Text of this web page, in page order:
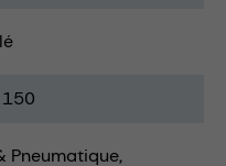
150
Pneumatique